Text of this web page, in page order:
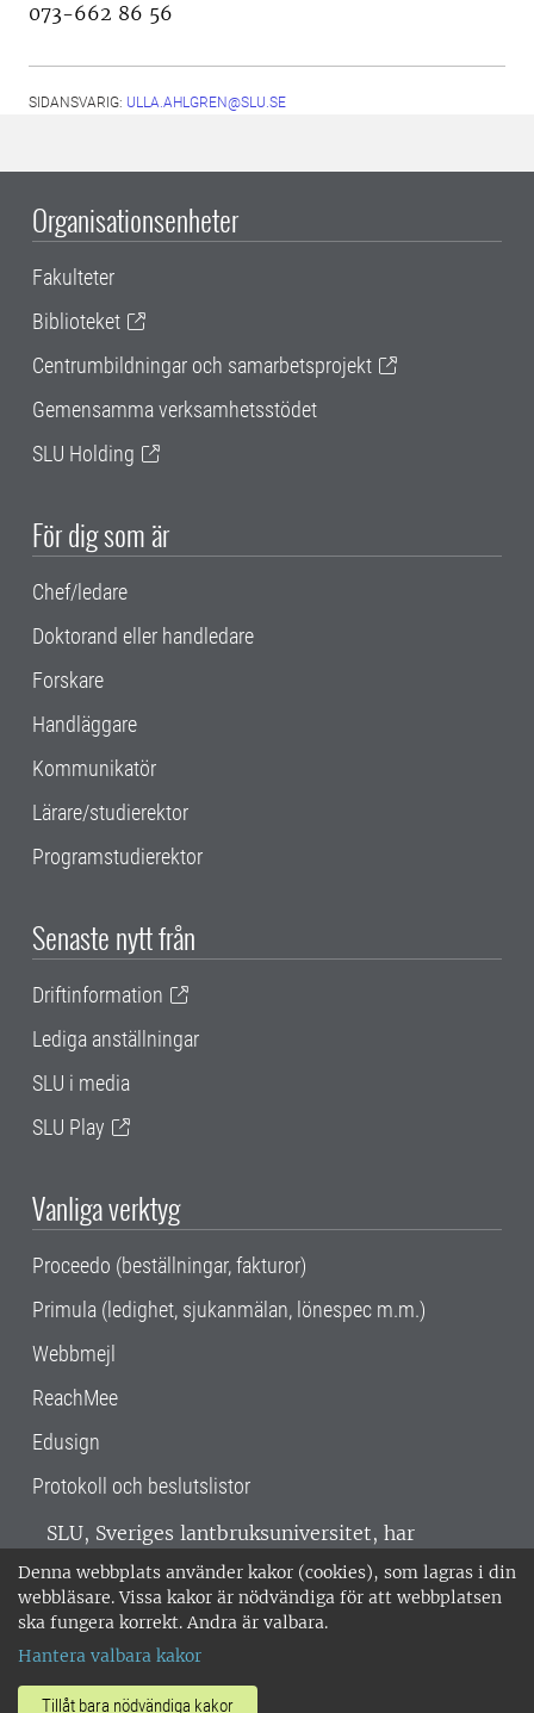
Denna webbplats använder kakor (cookies), som lagras i din
webbläsare. Vissa kakor är nödvändiga för att webbplatsen
ska fungera korrekt. Andra är valbara.
Hantera valbara kakor
Tillåt bara nödvändiga kakor
073-662 86 56
SIDANSVARIG: ULLA.AHLGREN@SLU.SE
Organisationsenheter
Fakulteter
Biblioteket
Centrumbildningar och samarbetsprojekt
Gemensamma verksamhetsstödet
SLU Holding
För dig som är
Chef/ledare
Doktorand eller handledare
Forskare
Handläggare
Kommunikatör
Lärare/studierektor
Programstudierektor
Senaste nytt från
Driftinformation
Lediga anställningar
SLU i media
SLU Play
Vanliga verktyg
Proceedo (beställningar, fakturor)
Primula (ledighet, sjukanmälan, lönespec m.m.)
Webbmejl
ReachMee
Edusign
Protokoll och beslutslistor
SLU, Sveriges lantbruksuniversitet, har
verksamhet över hela Sverige. Huvudorter är
Alnarp, Uppsala och Umeå.SLU är
miljöcertifierat enligt ISO 14001. •
018-67 10 00 • Org nr: 202100-2817 •
Om SLU:s webbplatser